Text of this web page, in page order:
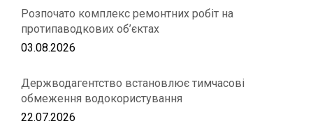
Розпочато комплекс ремонтних робіт на
протипаводкових об’єктах
03.08.2026
Держводагентство встановлює тимчасові
обмеження водокористування
22.07.2026